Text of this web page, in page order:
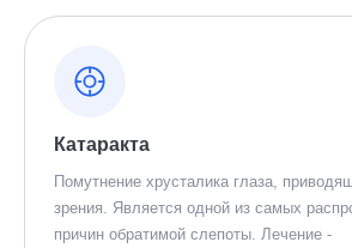
Катаракта
Помутнение хрусталика глаза,
зрения. Является одной из самых
причин обратимой слепоты. Лечение -